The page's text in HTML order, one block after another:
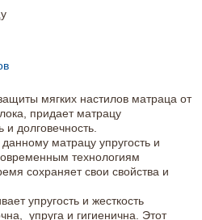
мягких настилов матраца от
придает матрацу
и долговечность.
матрацу упругость и
технологиям
сохраняет свои свойства и
упругость и жесткость
упруга и гигиенична. Этот